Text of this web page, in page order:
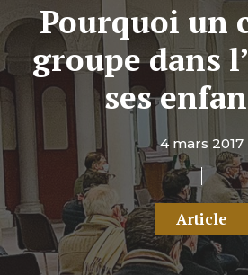
Pourquoi un
groupe dans
ses
4 mars 2017
Article